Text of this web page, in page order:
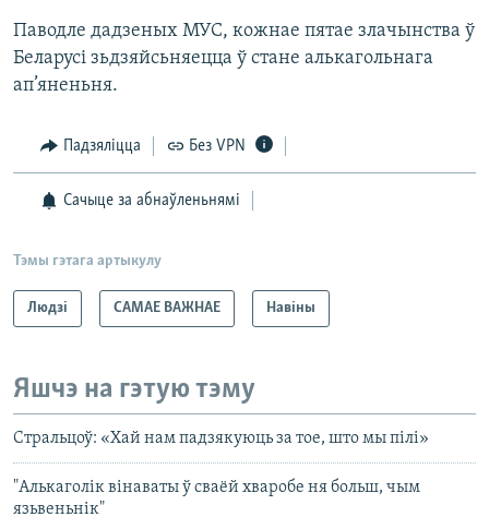
Паводле дадзеных МУС, кожнае пятае злачынства ў
Беларусі зьдзяйсьняецца ў стане алькагольнага
ап’яненьня.
Падзяліцца Без VPN
Сачыце за абнаўленьнямі
Тэмы гэтага артыкулу
Людзі САМАЕ ВАЖНАЕ Навіны
Яшчэ на гэтую тэму
Стральцоў: «Хай нам падзякуюць за тое, што мы пілі»
"Алькаголік вінаваты ў сваёй хваробе ня больш, чым
язьвеньнік"